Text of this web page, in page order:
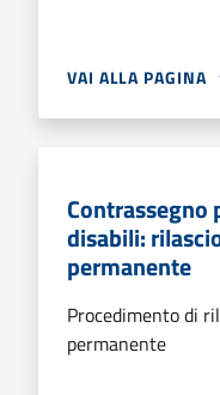
VAI ALLA PAGINA
Contrassegno
disabili:
permanente
Procedimento di
permanente